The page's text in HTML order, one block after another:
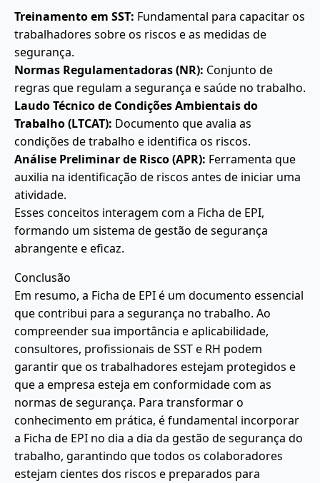
Treinamento em SST: Fundamental para capacitar os
trabalhadores sobre os riscos e as medidas de
segurança.
Normas Regulamentadoras (NR): Conjunto de
regras que regulam a segurança e saúde no trabalho.
Laudo Técnico de Condições Ambientais do
Trabalho (LTCAT): Documento que avalia as
condições de trabalho e identifica os riscos.
Análise Preliminar de Risco (APR): Ferramenta que
auxilia na identificação de riscos antes de iniciar uma
atividade.
Esses conceitos interagem com a Ficha de EPI,
formando um sistema de gestão de segurança
abrangente e eficaz.
Conclusão
Em resumo, a Ficha de EPI é um documento essencial
que contribui para a segurança no trabalho. Ao
compreender sua importância e aplicabilidade,
consultores, profissionais de SST e RH podem
garantir que os trabalhadores estejam protegidos e
que a empresa esteja em conformidade com as
normas de segurança. Para transformar o
conhecimento em prática, é fundamental incorporar
a Ficha de EPI no dia a dia da gestão de segurança do
trabalho, garantindo que todos os colaboradores
estejam cientes dos riscos e preparados para